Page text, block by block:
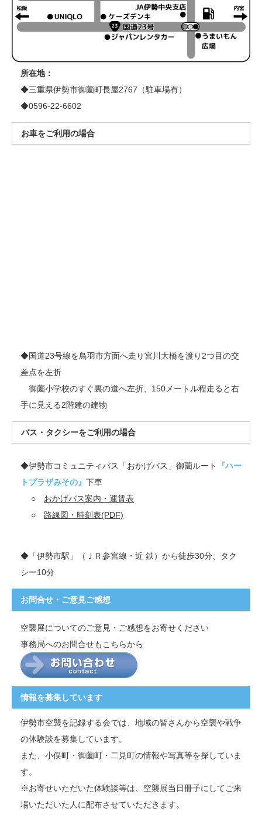
所在地：
◆三重県伊勢市御薗町長屋2767（駐車場有）
◆0596-22-6602
お車をご利用の場合
◆国道23号線を鳥羽市方面へ走り宮川大橋を渡り2つ目の交
差点を左折
御薗小学校のすぐ裏の道へ左折、150メートル程走ると右
手に見える2階建の建物
バス・タクシーをご利用の場合
◆伊勢市コミュニティバス「おかげバス」御薗ルート
『ハー
トプラザみその』 下車
○ おかげバス案内・運賃表
○ 路線図・時刻表(PDF)
◆「伊勢市駅」（ＪＲ参宮線・近 鉄）から徒歩30分、タク
シー10分
お問合せ・ご意見ご感想
空襲展についてのご意見・ご感想をお寄せください
事務局へのお問合せもこちらから
情報を募集しています
伊勢市空襲を記録する会では、地域の皆さんから空襲や戦争
の体験談を募集しています。
また、小俣町・御薗町・二見町の情報や写真等を探していま
す。
※お寄せいただいた体験談等は、空襲展当日冊子にしてご来
場いただいた人に配布させていただきます。